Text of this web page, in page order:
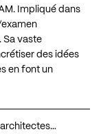
Impliqué dans
Sa vaste
des idées
en font un